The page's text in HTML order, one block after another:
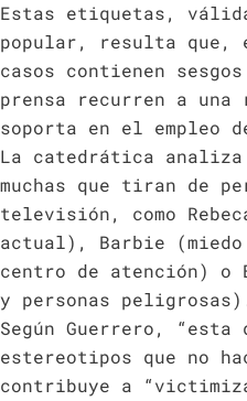
Estas etiquetas,
popular, resulta que,
casos contienen
prensa recurren a
soporta en el empleo
La catedrática analiza
muchas que tiran de
televisión, como
actual), Barbie
centro de atención) o
y personas
Según Guerrero,
estereotipos que no
contribuye a